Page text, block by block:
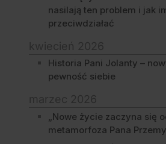
nasilają ten problem i jak
przeciwdziałać
Historia Pani Jolanty –
pewność siebie
„Nowe życie zaczyna się
metamorfoza Pana